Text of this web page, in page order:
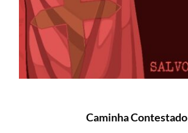
Caminha Contestado